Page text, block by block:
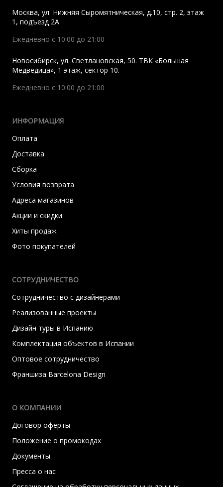
Москва, ул. Нижняя Сыромятническая, д.10, стр. 2, этаж
1, подъезд 2A
Ежедневно с 10:00 до 21:00
Новосибирск, ул. Светлановская, 50. ТВК «Большая
Медведица», 1 этаж, сектор 10.
Ежедневно с 10:00 до 21:00
ИНФОРМАЦИЯ
Оплата
Доставка
Сборка
Условия возврата
Адреса магазинов
Акции и скидки
Хиты продаж
Фото покупателей
СОТРУДНИЧЕСТВО
Сотрудничество с дизайнерами
Реализованные проекты
Дизайн туры в Испанию
Комплектация объектов в Испании
Оптовое сотрудничество
Франшиза Barcelona Design
О КОМПАНИИ
Договор оферты
Положение о промокодах
Документы
Пресса о нас